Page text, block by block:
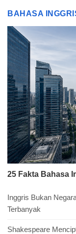
BAHASA
25 Fakta Bahasa
Inggris Bukan
Terbanyak
Shakespeare